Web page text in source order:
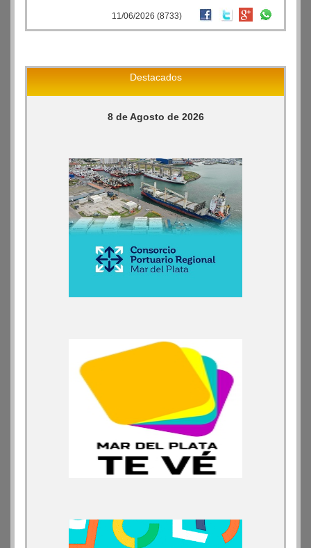
11/06/2026 (8733)
Destacados
8 de Agosto de 2026